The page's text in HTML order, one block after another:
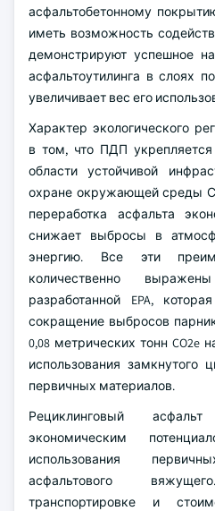
асфальтобетонному
иметь возможность
демонстрируют успешное
асфальтоутилинга в слоях
увеличивает вес его
Характер экологического
в том, что ПДП
области устойчивой
охране окружающей среды
переработка асфальта
снижает выбросы в
энергию. Все эти
количественно
разработанной EPA,
сокращение выбросов
0,08 метрических тонн CO2e
использования замкнутого
первичных материалов.
Рециклинговый
экономическим
использования
асфальтового
транспортировке и